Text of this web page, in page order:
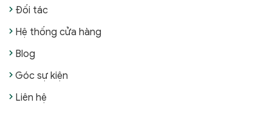
Đối tác
Hệ thống cửa hàng
Blog
Góc sự kiện
Liên hệ